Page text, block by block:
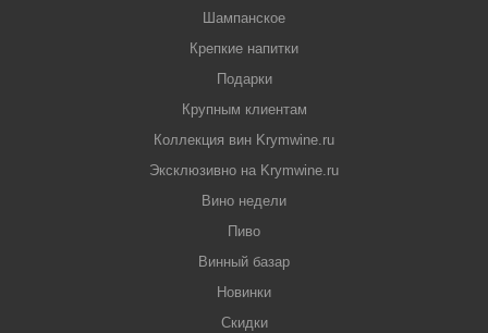
Шампанское
Крепкие напитки
Подарки
Крупным клиентам
Коллекция вин Krymwine.ru
Эксклюзивно на Krymwine.ru
Вино недели
Пиво
Винный базар
Новинки
Скидки